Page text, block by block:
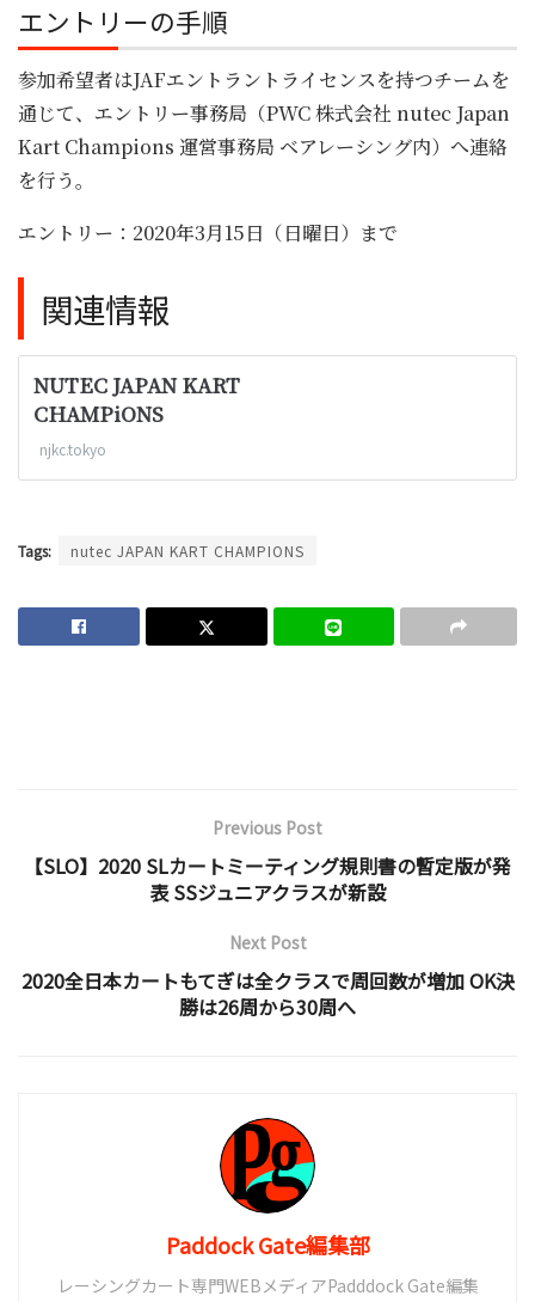
エントリーの手順
参加希望者はJAFエントラントライセンスを持つチームを
通じて、エントリー事務局（PWC 株式会社 nutec Japan
Kart Champions 運営事務局 ベアレーシング内）へ連絡
を行う。
エントリー：2020年3月15日（日曜日）まで
関連情報
NUTEC JAPAN KART
CHAMPiONS
njkc.tokyo
Tags: nutec JAPAN KART CHAMPIONS
Previous Post
【SLO】2020 SLカートミーティング規則書の暫定版が発
表 SSジュニアクラスが新設
Next Post
2020全日本カートもてぎは全クラスで周回数が増加 OK決
勝は26周から30周へ
Paddock Gate編集部
レーシングカート専門WEBメディアPadddock Gate編集